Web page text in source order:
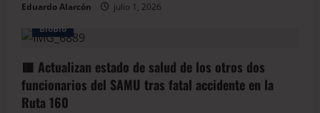
Eduardo Alarcón
julio 1, 2026
BioBio
🟥 Actualizan estado de salud de los otros dos
funcionarios del SAMU tras fatal accidente en la
Ruta 160